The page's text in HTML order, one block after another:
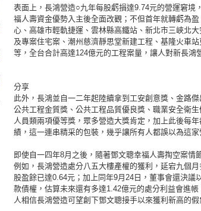
表面上，長鴻營造○九年每股虧損達9.74元的營運窘境
福人壽資金優勢入主後全面改觀；不但首年就轉虧為
心、高雄市輕軌捷運、雲林縣高鐵站、新北市三峽北
及專案住宅案、潮州慈濟靜思堂新建工程、基隆火車
等，全台合計高達124億元的工程案量，讓人對新長鴻
分享
此外，長鴻並自一二年起陸續拿到工安創意獎、金路
公共工程金質獎、公共工程品質優良獎、職業安全衛
人員類兩項優等獎，眾多營造大獎肯定，加上此後每
績，這一連串精采的包裝，幾乎讓所有人都誤以為這
即使自一四年8月之後，隨著鄧文聰幸福人壽掏空案情
例如，長鴻營造處分八五大樓產權的獲利，延宕九個
股盈餘已達0.64元；加上同年9月24日，董事會還決議
款債權，估算未來還有多達1.42億元的處分利益會進
人相信長鴻營造可望創下鄧文聰接手以來獲利新高的假